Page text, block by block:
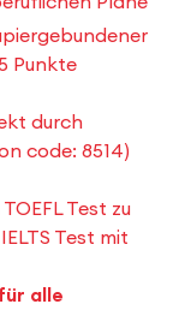
Punkte
durch
code: 8514)
Test zu
Test mit
alle